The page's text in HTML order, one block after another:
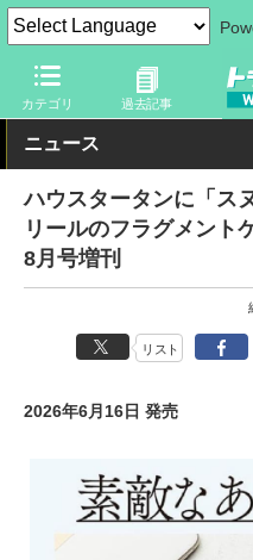
カテゴリ 過去記事
トラベル Watch 旅のアイテム
ニュース
ハウスタータンに「ス
リールのフラグメント
8月号増刊
リスト
2026年6月16日 発売